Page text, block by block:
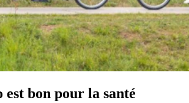
bon pour la santé